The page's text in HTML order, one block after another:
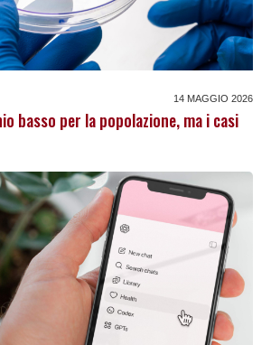
14 MAGGIO 2026
basso per la popolazione, ma i casi